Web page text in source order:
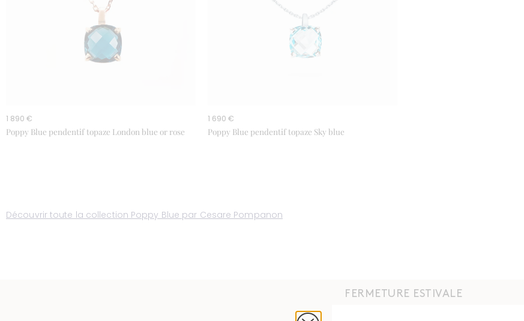
Poppy Blue pendentif topaze London blue or rose
1 890 €
Poppy Blue pendentif topaze Sky blue
1 690 €
Découvrir toute la collection Poppy Blue par Cesare Pompanon
FERMETURE ESTIVALE